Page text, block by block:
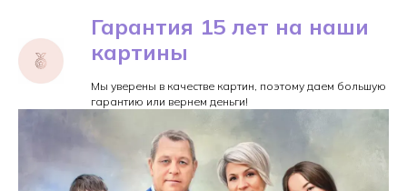
Гарантия 15 лет на наши
картины
Мы уверены в качестве картин, поэтому даем большую
гарантию или вернем деньги!